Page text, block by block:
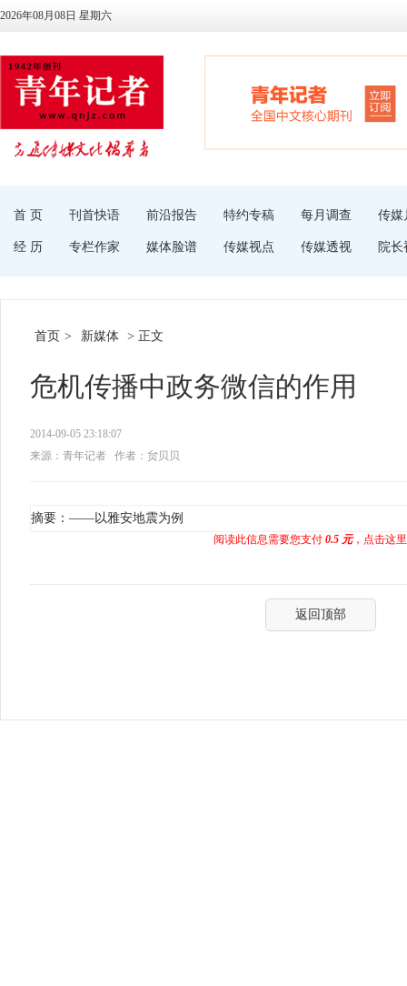
2026年08月08日 星期六
首 页 刊首快语 前沿报告 特约专稿 每月调查 传媒
经 历 专栏作家 媒体脸谱 传媒视点 传媒透视 院长
首页 > 新媒体 > 正文
危机传播中政务微信的作用
2014-09-05 23:18:07
来源：青年记者
作者：贠贝贝
摘要：——以雅安地震为例
阅读此信息需要您支付 0.5 元，点击这
返回顶部